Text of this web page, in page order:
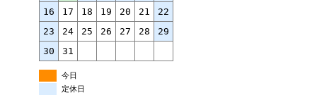
16
17 18 19 20 21
22
23
24 25 26 27 28
29
30
31
今日
定休日